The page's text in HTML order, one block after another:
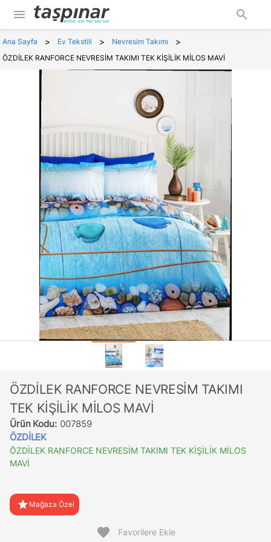
menu search
Ana Sayfa > Ev Tekstili > Nevresim Takımı >
ÖZDİLEK RANFORCE NEVRESİM TAKIMI TEK KİŞİLİK MİLOS MAVİ
ÖZDİLEK RANFORCE NEVRESİM TAKIMI
TEK KİŞİLİK MİLOS MAVİ
Ürün Kodu: 007859
ÖZDİLEK
ÖZDİLEK RANFORCE NEVRESİM TAKIMI TEK KİŞİLİK MİLOS
MAVİ
star Mağaza Özel
favorite Favorilere Ekle